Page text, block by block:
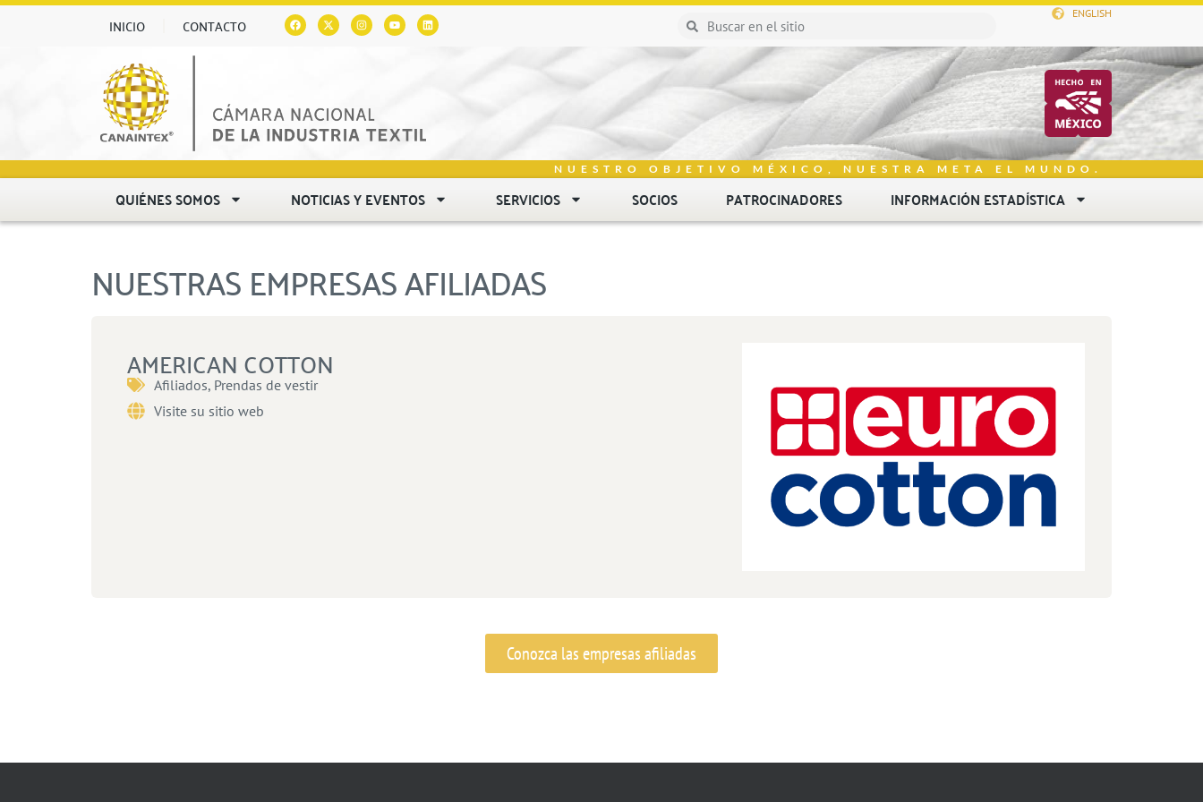
INICIO CONTACTO
ENGLISH
NUESTRO OBJETIVO MÉXICO, NUESTRA META EL MUNDO.
QUIÉNES SOMOS NOTICIAS Y EVENTOS SERVICIOS SOCIOS PATROCINADORES INFORMACIÓN ESTADÍSTICA
NUESTRAS EMPRESAS AFILIADAS
AMERICAN COTTON
Afiliados, Prendas de vestir
Visite su sitio web
Conozca las empresas afiliadas